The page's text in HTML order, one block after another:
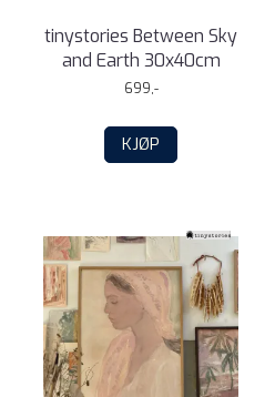
tinystories Between Sky
and Earth 30x40cm
699,-
KJØP